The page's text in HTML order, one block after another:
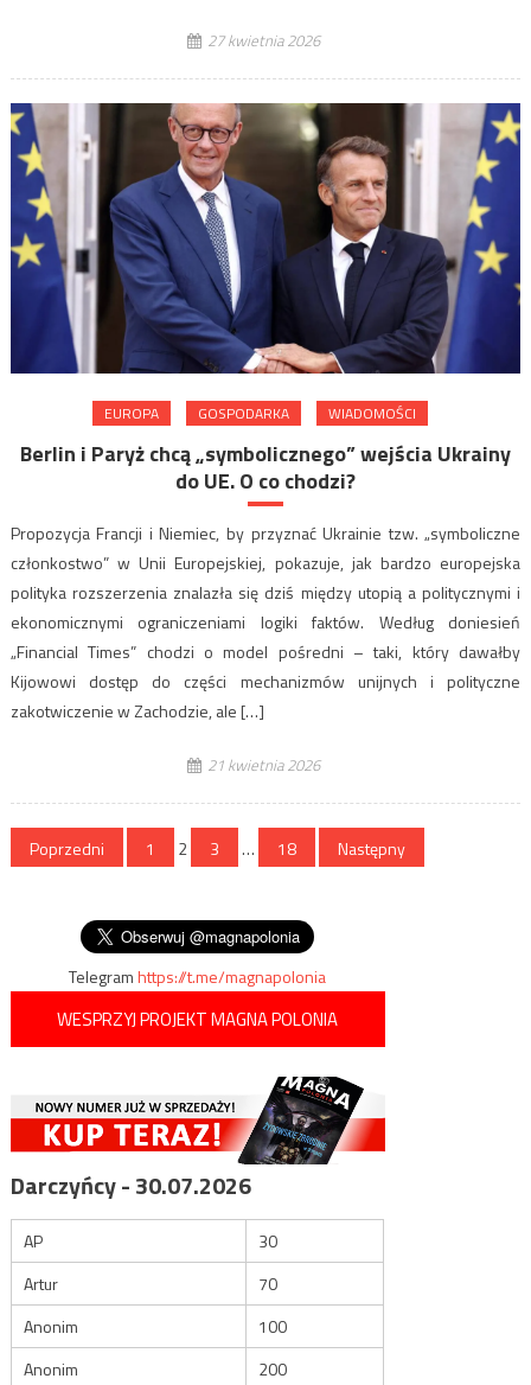
27 kwietnia 2026
EUROPA GOSPODARKA WIADOMOŚCI
Berlin i Paryż chcą „symbolicznego” wejścia Ukrainy
do UE. O co chodzi?
Propozycja Francji i Niemiec, by przyznać Ukrainie tzw. „symboliczne
członkostwo” w Unii Europejskiej, pokazuje, jak bardzo europejska
polityka rozszerzenia znalazła się dziś między utopią a politycznymi i
ekonomicznymi ograniczeniami logiki faktów. Według doniesień
„Financial Times” chodzi o model pośredni – taki, który dawałby
Kijowowi dostęp do części mechanizmów unijnych i polityczne
zakotwiczenie w Zachodzie, ale […]
21 kwietnia 2026
Stronicowanie
Poprzedni 1 2 3 … 18 Następny
Telegramhttps://t.me/magnapolonia
WESPRZYJ PROJEKT MAGNA POLONIA
Darczyńcy - 30.07.2026
AP
30
Artur
70
Anonim
100
Anonim
200